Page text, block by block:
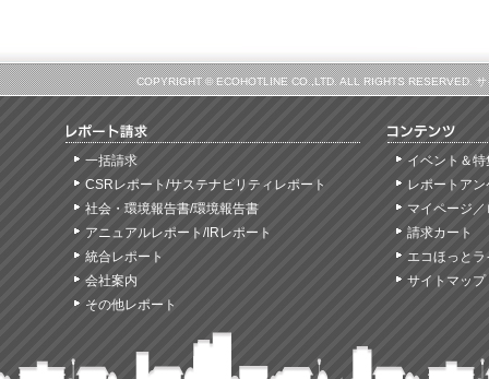
COPYRIGHT © ECOHOTLINE CO.,LTD. ALL RIGHTS RESERVED.
一括請求
CSRレポート/サステナビリティレポート
社会・環境報告書/環境報告書
アニュアルレポート/IRレポート
統合レポート
会社案内
その他レポート
イベント＆特
レポートア
マイページ
請求カート
エコほっと
サイトマップ